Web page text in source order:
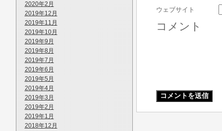
2020年2月
2019年12月
2019年11月
2019年10月
2019年9月
2019年8月
2019年7月
2019年6月
2019年5月
2019年4月
2019年3月
2019年2月
2019年1月
2018年12月
ウェブサイト
コメント